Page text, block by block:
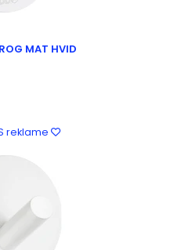
MAT HVID
reklame